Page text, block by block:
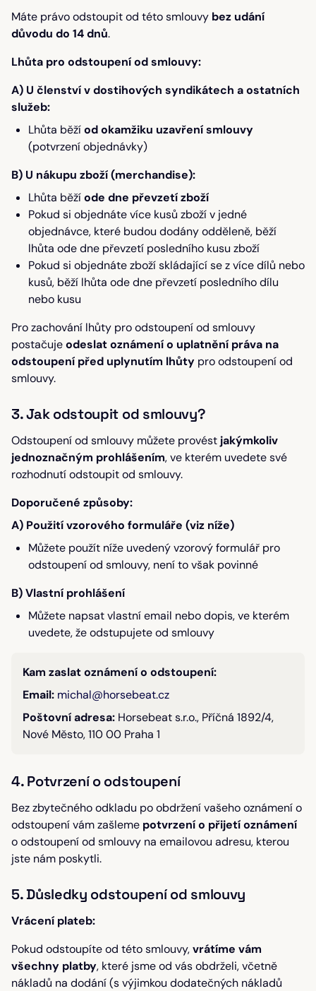
Máte právo odstoupit od této smlouvy bez udání
důvodu do 14 dnů.
Lhůta pro odstoupení od smlouvy:
A) U členství v dostihových syndikátech a ostatních
služeb:
Lhůta běžíod okamžiku uzavření smlouvy
(potvrzení objednávky)
B) U nákupu zboží (merchandise):
Lhůta běžíode dne převzetí zboží
Pokud si objednáte více kusů zboží v jedné
objednávce, které budou dodány odděleně, běží
lhůta ode dne převzetí posledního kusu zboží
Pokud si objednáte zboží skládající se z více dílů nebo
kusů, běží lhůta ode dne převzetí posledního dílu
nebo kusu
Pro zachování lhůty pro odstoupení od smlouvy
postačujeodeslat oznámení o uplatnění práva na
odstoupení před uplynutím lhůty pro odstoupení od
smlouvy.
3. Jak odstoupit od smlouvy?
Odstoupení od smlouvy můžete provést jakýmkoliv
jednoznačným prohlášením, ve kterém uvedete své
rozhodnutí odstoupit od smlouvy.
Doporučené způsoby:
A) Použití vzorového formuláře (viz níže)
Můžete použít níže uvedený vzorový formulář pro
odstoupení od smlouvy, není to však povinné
B) Vlastní prohlášení
Můžete napsat vlastní email nebo dopis, ve kterém
uvedete, že odstupujete od smlouvy
Kam zaslat oznámení o odstoupení:
Email: michal@horsebeat.cz
Poštovní adresa: Horsebeat s.r.o., Příčná 1892/4,
Nové Město, 110 00 Praha 1
4. Potvrzení o odstoupení
Bez zbytečného odkladu po obdržení vašeho oznámení o
odstoupení vám zašleme potvrzení o přijetí oznámení
o odstoupení od smlouvy na emailovou adresu, kterou
jste nám poskytli.
5. Důsledky odstoupení od smlouvy
Vrácení plateb:
Pokud odstoupíte od této smlouvy,vrátíme vám
všechny platby, které jsme od vás obdrželi, včetně
nákladů na dodání (s výjimkou dodatečných nákladů